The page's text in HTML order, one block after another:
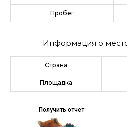
Пробег
Информация о
Страна
Площадка
Получить отчет